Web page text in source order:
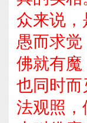
众来说，
愚而求
佛就有魔
也同时而
法观照，